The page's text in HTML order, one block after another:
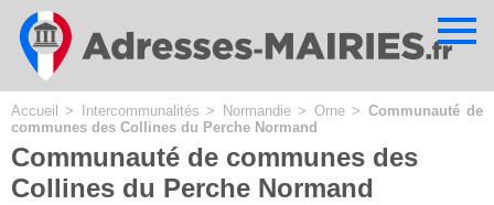
Accueil > Intercommunalités > Normandie> Orne> Communauté de
communes des Collines du Perche Normand
Communauté de communes des
Collines du Perche Normand
Cookies management panel